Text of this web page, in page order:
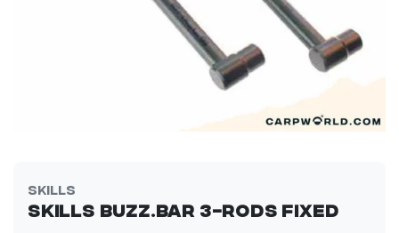
Skills
Skills Buzz.Bar 3-rods fixed